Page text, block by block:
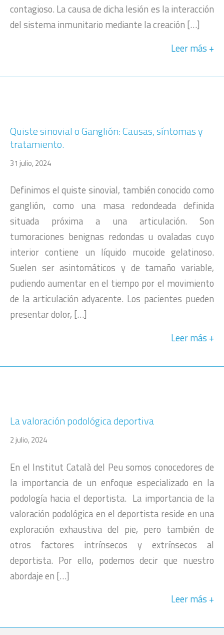
contagioso. La causa de dicha lesión es la interacción
del sistema inmunitario mediante la creación […]
Leer más
Quiste sinovial o Ganglión: Causas, síntomas y
tratamiento.
31 julio, 2024
Definimos el quiste sinovial, también conocido como
ganglión, como una masa redondeada definida
situada próxima a una articulación. Son
tumoraciones benignas redondas u ovaladas cuyo
interior contiene un líquido mucoide gelatinoso.
Suelen ser asintomáticos y de tamaño variable,
pudiendo aumentar en el tiempo por el movimiento
de la articulación adyacente. Los pacientes pueden
presentar dolor, […]
Leer más
La valoración podológica deportiva
2 julio, 2024
En el Institut Català del Peu somos conocedores de
la importancia de un enfoque especializado en la
podología hacia el deportista. La importancia de la
valoración podológica en el deportista reside en una
exploración exhaustiva del pie, pero también de
otros factores intrínsecos y extrínsecos al
deportista. Por ello, podemos decir que nuestro
abordaje en […]
Leer más